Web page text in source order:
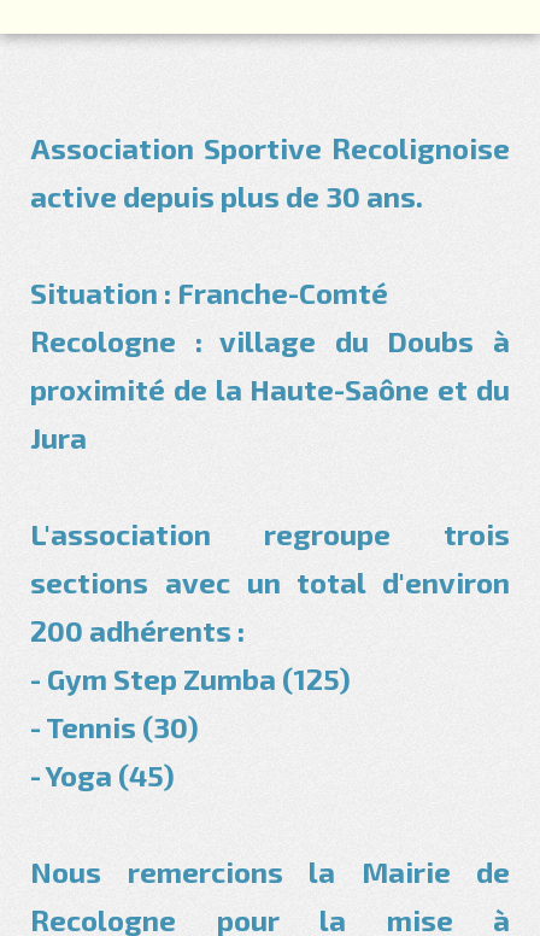
Association Sportive Recolignoise
active depuis plus de 30 ans.
Situation : Franche-Comté
Recologne : village du Doubs à
proximité de la Haute-Saône et du
Jura
L'association regroupe trois
sections avec un total d'environ
200 adhérents :
- Gym Step Zumba (125)
- Tennis (30)
- Yoga (45)
Nous remercions la Mairie de
Recologne pour la mise à